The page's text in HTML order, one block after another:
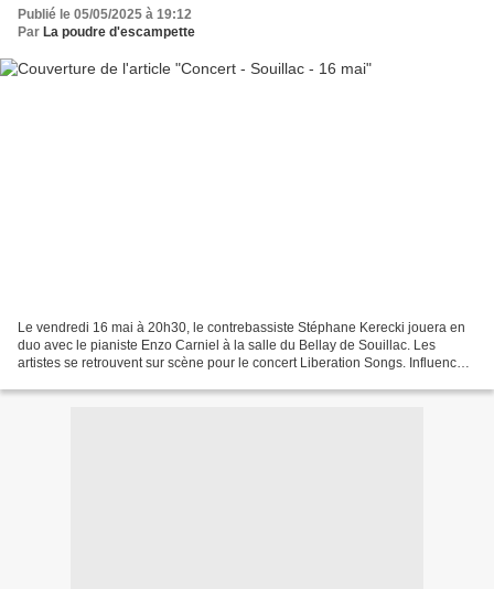
Publié le 05/05/2025 à 19:12
Par La poudre d'escampette
Le vendredi 16 mai à 20h30, le contrebassiste Stéphane Kerecki jouera en
duo avec le pianiste Enzo Carniel à la salle du Bellay de Souillac. Les
artistes se retrouvent sur scène pour le concert Liberation Songs. Influencé